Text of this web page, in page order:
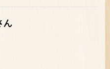
ん